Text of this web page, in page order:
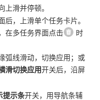
上滑并停顿。
后，上滑单个任务卡片。
在多任务界面点击
时
弧线滑动，切换应用；或
滑切换应用开关后，沿屏
提示条开关，用导航条辅